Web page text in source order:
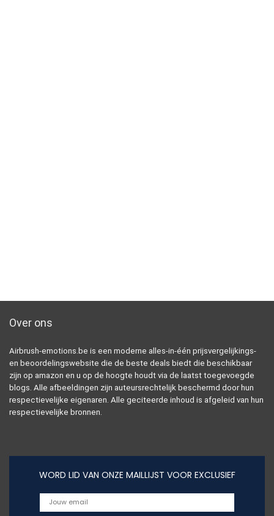
Over ons
Airbrush-emotions.be is een moderne alles-in-één prijsvergelijkings-
en beoordelingswebsite die de beste deals biedt die beschikbaar
zijn op amazon en u op de hoogte houdt via de laatst toegevoegde
blogs. Alle afbeeldingen zijn auteursrechtelijk beschermd door hun
respectievelijke eigenaren. Alle geciteerde inhoud is afgeleid van hun
respectievelijke bronnen.
WORD LID VAN ONZE MAILLIJST VOOR EXCLUSIEF